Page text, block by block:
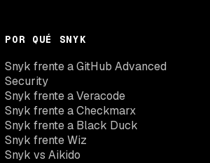
POR QUÉ SNYK
Snyk frente a GitHub Advanced
Security
Snyk frente a Veracode
Snyk frente a Checkmarx
Snyk frente a Black Duck
Snyk frente Wiz
Snyk vs Aikido